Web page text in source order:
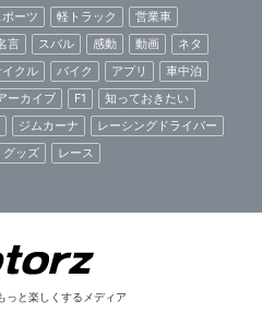
ーツ 軽トラック
営業車
言 スバル 感動 動画
ネタ
イクル バイク アプリ
車中泊
ーカイブ F1
知っておきたい
ジムカーナ
レーシングドライバー
グッズ レース
っと楽しくするメディア